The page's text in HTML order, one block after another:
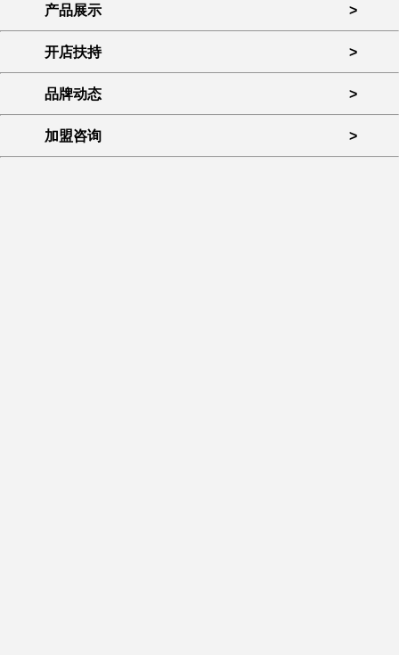
产品展示 >
开店扶持 >
品牌动态 >
加盟咨询 >